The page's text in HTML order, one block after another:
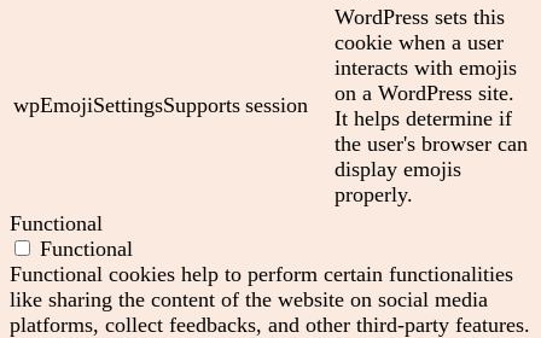
wpEmojiSettingsSupports session
WordPress sets this
cookie when a user
interacts with emojis
on a WordPress site.
It helps determine if
the user's browser can
display emojis
properly.
Functional
Functional
Functional cookies help to perform certain functionalities
like sharing the content of the website on social media
platforms, collect feedbacks, and other third-party features.